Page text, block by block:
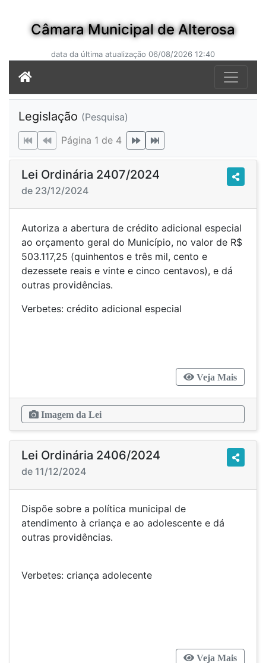
Câmara Municipal de Alterosa
data da última atualização 06/08/2026 12:40
Legislação (Pesquisa)
Página 1 de 4
Lei Ordinária 2407/2024
de 23/12/2024
Autoriza a abertura de crédito adicional especial
ao orçamento geral do Município, no valor de R$
503.117,25 (quinhentos e três mil, cento e
dezessete reais e vinte e cinco centavos), e dá
outras providências.
Verbetes: crédito adicional especial
Veja Mais
Imagem da Lei
Lei Ordinária 2406/2024
de 11/12/2024
Dispõe sobre a política municipal de
atendimento à criança e ao adolescente e dá
outras providências.
Verbetes: criança adolecente
Veja Mais